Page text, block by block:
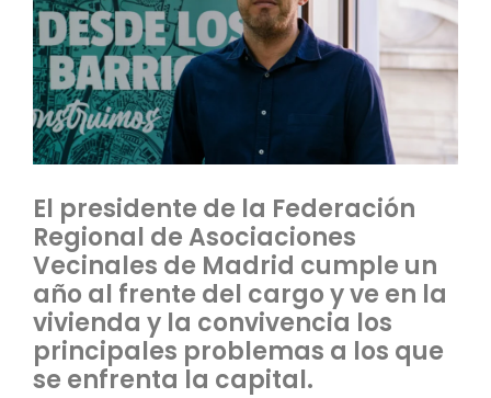
El presidente de la Federación
Regional de Asociaciones
Vecinales de Madrid cumple un
año al frente del cargo y ve en la
vivienda y la convivencia los
principales problemas a los que
se enfrenta la capital.